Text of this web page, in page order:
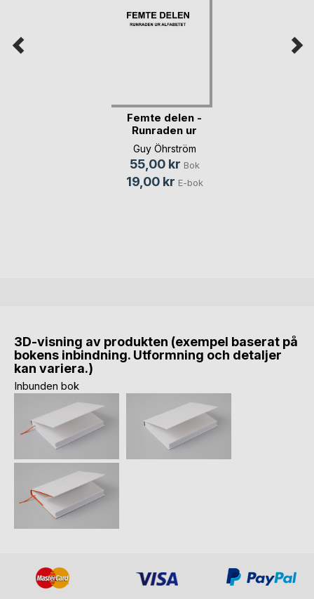
Femte delen -
Runraden ur
alfabetet
Guy Öhrström
55,00 kr Bok
19,00 kr E-bok
3D-visning av produkten (exempel baserat på
bokens inbindning. Utformning och detaljer
kan variera.)
Inbunden bok